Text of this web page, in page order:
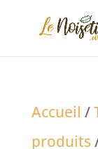
Accueil /
produits